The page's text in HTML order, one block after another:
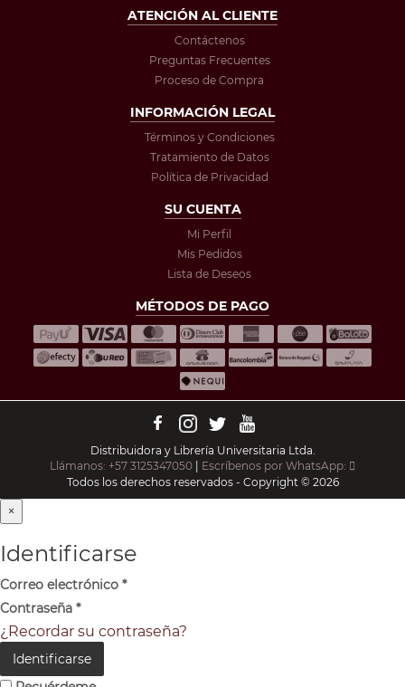
ATENCIÓN AL CLIENTE
Contáctenos
Preguntas Frecuentes
Proceso de Compra
INFORMACIÓN LEGAL
Términos y Condiciones
Tratamiento de Datos
Política de Privacidad
SU CUENTA
Mi Perfil
Mis Pedidos
Lista de Deseos
MÉTODOS DE PAGO
Distribuidora y Librería Universitaria Ltda.
Llámanos: +57 3125347050 | Escríbenos por WhatsApp:
Todos los derechos reservados - Copyright © 2026
×
Identificarse
Correo electrónico *
Contraseña *
¿Recordar su contraseña?
Identificarse